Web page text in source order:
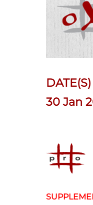
DATE(S)
30 Jan